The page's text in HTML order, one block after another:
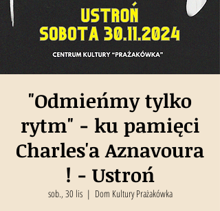
"Odmieńmy tylko
rytm" - ku pamięci
Charles'a Aznavoura
! - Ustroń
sob., 30 lis
  |
Dom Kultury Prażakówka